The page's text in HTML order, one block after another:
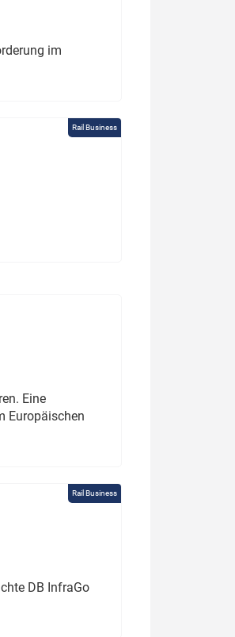
im
Rail Business
Eine
Europäischen
Rail Business
DB InfraGo